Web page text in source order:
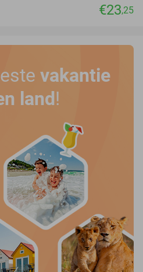
€23,25
vakantie
land !